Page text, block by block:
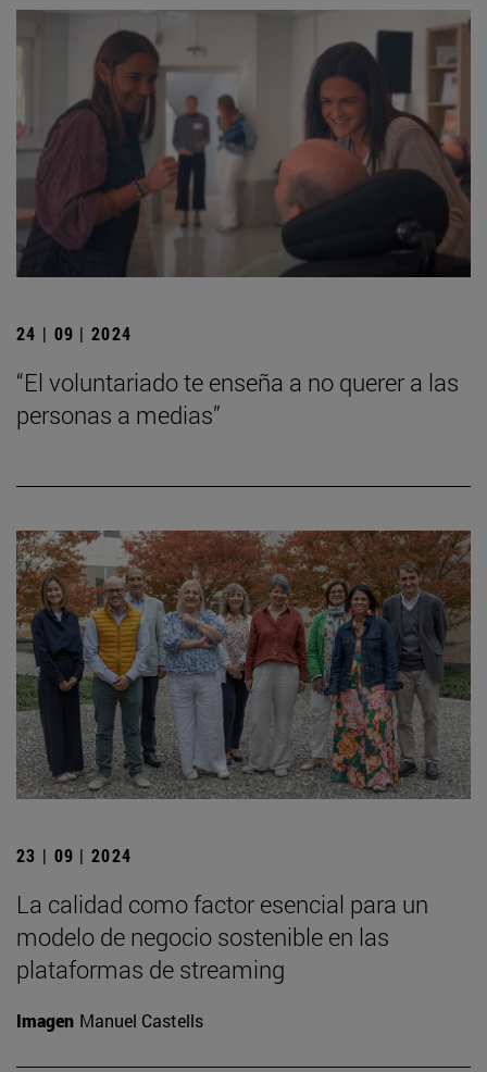
24 | 09 | 2024
“El voluntariado te enseña a no querer a las
personas a medias”
23 | 09 | 2024
La calidad como factor esencial para un
modelo de negocio sostenible en las
plataformas de streaming
Imagen Manuel Castells